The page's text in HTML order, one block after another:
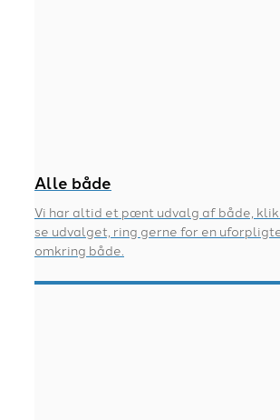
Alle både
Vi har altid et pænt udvalg af både,
se udvalget, ring gerne for en
omkring både.